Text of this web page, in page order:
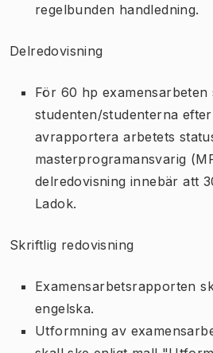
regelbunden handledning.
Delredovisning
För 60 hp examensarbeten
studenten/studenterna
avrapportera arbetets
masterprogramansvarig
delredovisning innebär att
Ladok.
Skriftlig redovisning
Examensarbetsrapporten
engelska.
Utformning av